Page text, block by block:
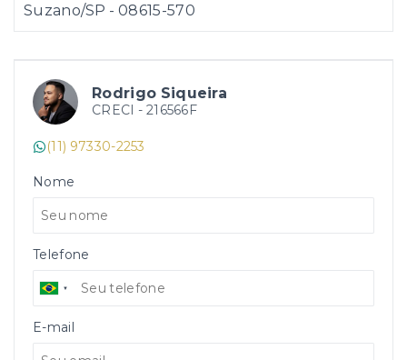
Rodrigo Siqueira
CRECI - 216566F
(11) 97330-2253
Nome
Telefone
E-mail
Suzano/SP - 08615-570